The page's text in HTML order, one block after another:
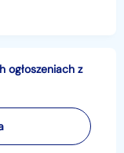
ogłoszeniach z